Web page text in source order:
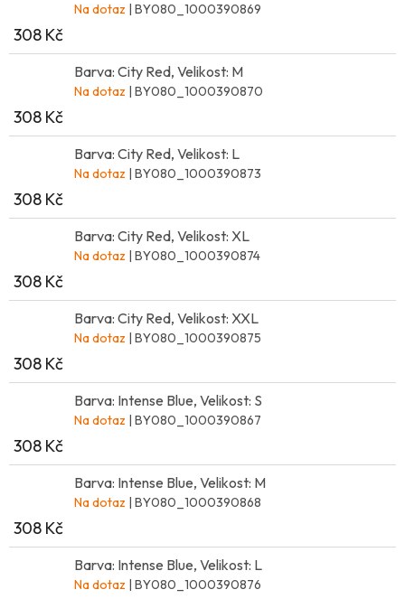
Na dotaz | BY080_1000390869
308 Kč
Barva: City Red, Velikost: M
Na dotaz | BY080_1000390870
308 Kč
Barva: City Red, Velikost: L
Na dotaz | BY080_1000390873
308 Kč
Barva: City Red, Velikost: XL
Na dotaz | BY080_1000390874
308 Kč
Barva: City Red, Velikost: XXL
Na dotaz | BY080_1000390875
308 Kč
Barva: Intense Blue, Velikost: S
Na dotaz | BY080_1000390867
308 Kč
Barva: Intense Blue, Velikost: M
Na dotaz | BY080_1000390868
308 Kč
Barva: Intense Blue, Velikost: L
Na dotaz | BY080_1000390876